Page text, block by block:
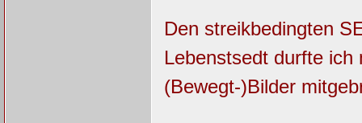
Den streikbedingten
Lebenstsedt durfte ich
(Bewegt-)Bilder